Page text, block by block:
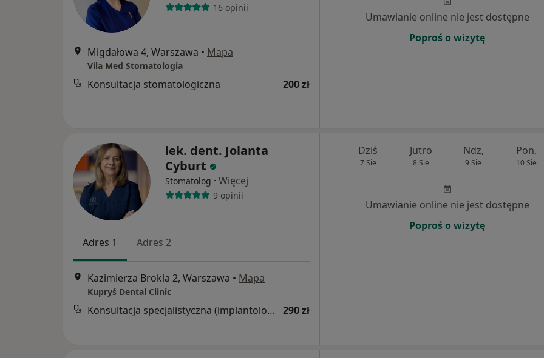
16 opinii
Migdałowa 4, Warszawa • Mapa
Vila Med Stomatologia
Konsultacja stomatologiczna 200 zł
Umawianie online nie jest dostępne
Poproś o wizytę
lek. dent. Jolanta
Cyburt
Stomatolog · Więcej
9 opinii
Adres 1 Adres 2
Kazimierza Brokla 2, Warszawa • Mapa
Kupryś Dental Clinic
Konsultacja specjalistyczna (implantologiczna, protetyczna) 290 zł
Dziś
7 Sie
Jutro
8 Sie
Ndz,
9 Sie
Pon,
10 Sie
Umawianie online nie jest dostępne
Poproś o wizytę